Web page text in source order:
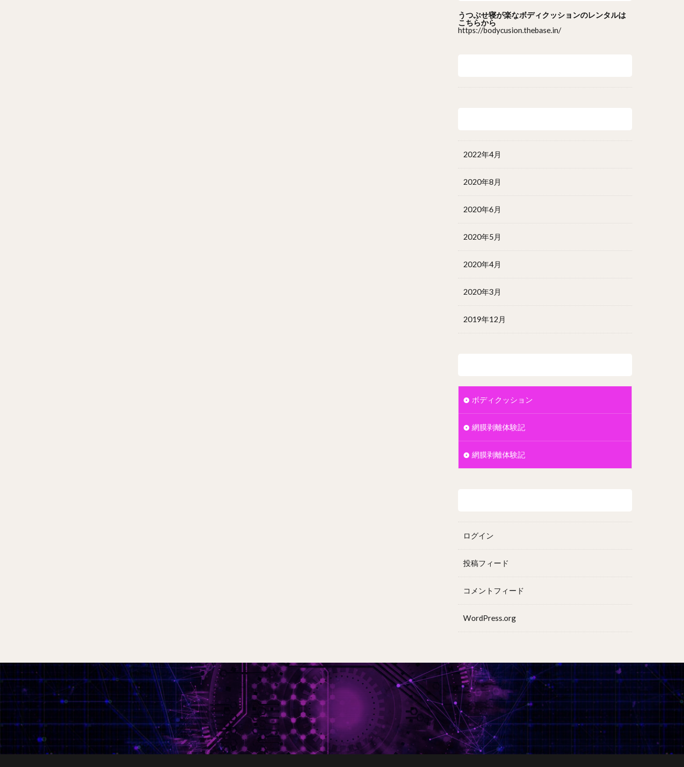
うつぶせ寝が楽なボディクッションのレンタルは
こちらから
https://bodycusion.thebase.in/
2022年4月
2020年8月
2020年6月
2020年5月
2020年4月
2020年3月
2019年12月
ボディクッション
網膜剥離体験記
網膜剥離体験記
ログイン
投稿フィード
コメントフィード
WordPress.org